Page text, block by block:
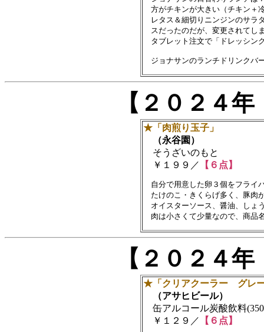
方がチキンが大きい（チキン＋
レタス＆細切りニンジンのサラ
スだったのだが、変更されてし
タブレット注文で「ドレッシン
【２０２４
★「肉煎り玉子」
（永谷園）
そうざいのもと
￥１９９／
【６点】
自分で用意した卵３個をフライ
たけのこ・きくらげ多く、豚肉
オイスターソース、醤油、しょ
【２０２４
★「クリアクーラー グレ
（アサヒビール）
缶アルコール炭酸飲料
￥１２９／
【６点】